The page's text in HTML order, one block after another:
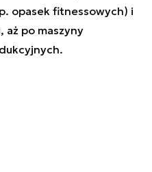
opasek fitnessowych) i
aż po maszyny